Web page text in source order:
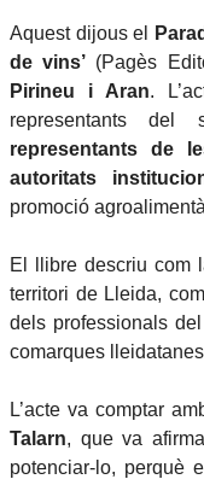
Aquest dijous el
de vins’ (Pagès
Pirineu i Aran.
representants del
representants de
autoritats
promoció
El llibre descriu com
territori de Lleida,
dels professionals
comarques
L’acte va comptar
Talarn, que va
potenciar-lo, perquè